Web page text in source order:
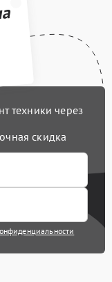
техники через
скидка